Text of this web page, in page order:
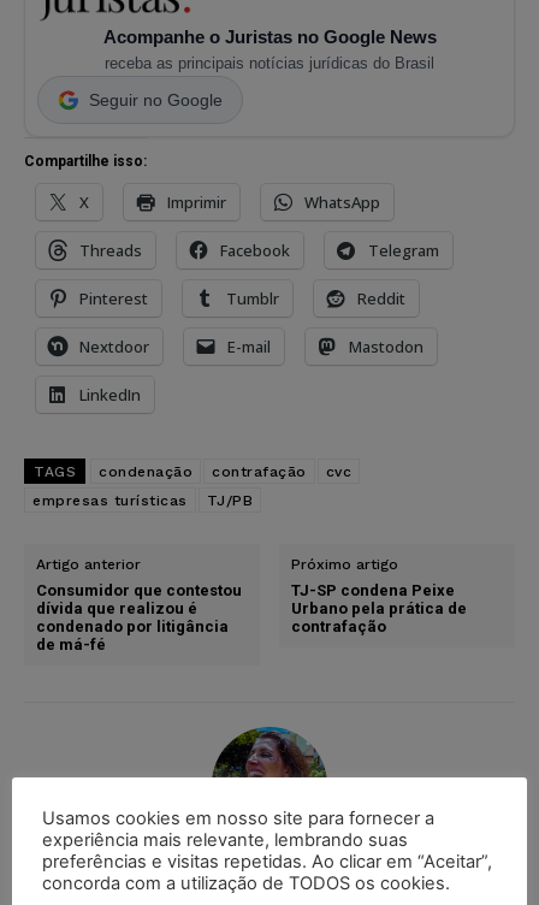
Acompanhe o Juristas no Google News
receba as principais notícias jurídicas do Brasil
Seguir no Google
Compartilhe isso:
X Imprimir WhatsApp
Threads Facebook Telegram
Pinterest Tumblr Reddit
Nextdoor E-mail Mastodon
LinkedIn
TAGS condenação contrafação
cvc
empresas turísticas
TJ/PB
Artigo anterior
Consumidor que contestou
dívida que realizou é
condenado por litigância
de má-fé
Próximo artigo
TJ-SP condena Peixe
Urbano pela prática de
contrafação
Flávia Costa
Usamos cookies em nosso site para fornecer a
experiência mais relevante, lembrando suas
preferências e visitas repetidas. Ao clicar em “Aceitar”,
concorda com a utilização de TODOS os cookies.